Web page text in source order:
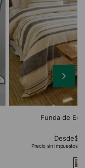
Funda de
Desde
Precio sin Impuestos